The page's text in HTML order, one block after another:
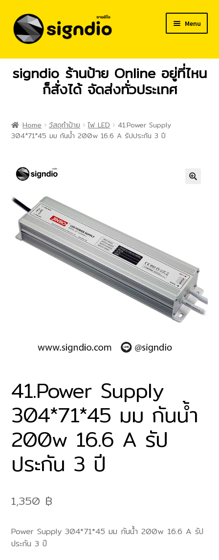
Skip
to
navigation
Skip
to
content
Menu
สินค้า/บริการ
child
menu
อุปกรณ์ทำป้าย
วิธีการสั่งซื้อสินค้า
signdio ร้านป้าย Online อยู่ที่ไหน
ก็สั่งได้ จัดส่งทั่วประเทศ
Home วัสดุทำป้าย ไฟ LED
41.Power Supply
304*71*45 มม กันน้ำ 200w 16.6 A รัปประกัน 3 ปี
41.Power Supply
304*71*45 มม กันน้ำ
200w 16.6 A รัป
ประกัน 3 ปี
1,350 ฿
Power Supply 304*71*45 มม กันน้ำ 200w 16.6 A รัป
ประกัน 3 ปี